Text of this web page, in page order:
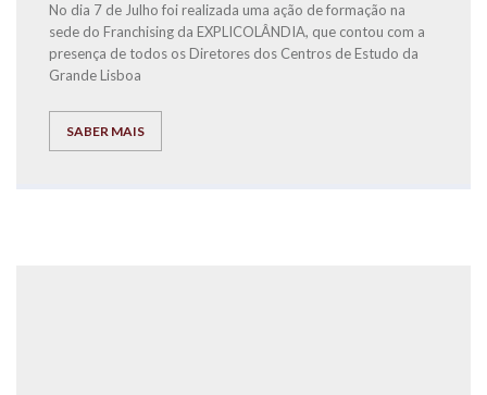
No dia 7 de Julho foi realizada uma ação de formação na
sede do Franchising da EXPLICOLÂNDIA, que contou com a
presença de todos os Diretores dos Centros de Estudo da
Grande Lisboa
SABER MAIS